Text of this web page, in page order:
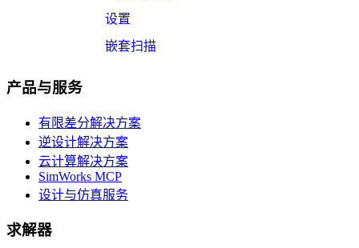
设置
嵌套扫描
产品与服务
有限差分解决方案
逆设计解决方案
云计算解决方案
SimWorks MCP
设计与仿真服务
求解器